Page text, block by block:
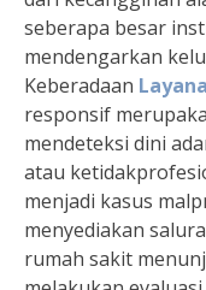
seberapa besar
mendengarkan
Keberadaan
responsif
mendeteksi dini
atau
menjadi kasus
menyediakan
rumah sakit